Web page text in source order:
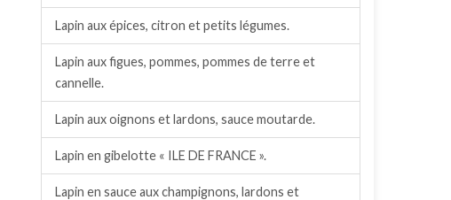
Lapin aux épices, citron et petits légumes.
Lapin aux figues, pommes, pommes de terre et
cannelle.
Lapin aux oignons et lardons, sauce moutarde.
Lapin en gibelotte « ILE DE FRANCE ».
Lapin en sauce aux champignons, lardons et